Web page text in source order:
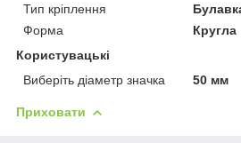
Тип кріплення
Форма
Кругла
Користувацькі
Виберіть діаметр значка
50 мм
Приховати